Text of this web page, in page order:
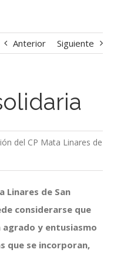
Anterior Siguiente
del CP Mata Linares de
Linares de San
considerarse que
agrado y entusiasmo
que se incorporan,